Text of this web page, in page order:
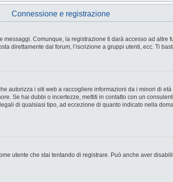
Connessione e registrazione
Comunque, la registrazione ti darà accesso ad altre
direttamente dal forum, l’iscrizione a gruppi utenti, ecc. Ti
autorizza i siti web a raccogliere informazioni da i minori di
Se hai dubbi o incertezze, mettiti in contatto con un
di qualsiasi tipo, ad eccezione di quanto indicato nella
utente che stai tentando di registrare. Può anche aver